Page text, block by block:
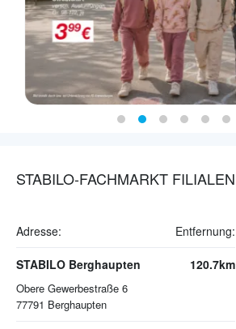
STABILO-FACHMARKT FILIALEN
Adresse: Entfernung:
STABILO Berghaupten
Obere Gewerbestraße 6
77791 Berghaupten
120.7km